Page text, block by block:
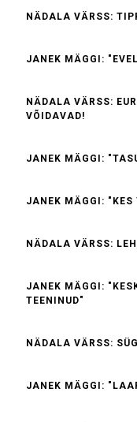
NÄDALA VÄRSS:
JANEK MÄGGI:
NÄDALA VÄRSS:
VÕIDAVAD!
JANEK MÄGGI:
JANEK MÄGGI:
NÄDALA VÄRSS:
JANEK MÄGGI:
TEENINUD"
NÄDALA VÄRSS:
JANEK MÄGGI: